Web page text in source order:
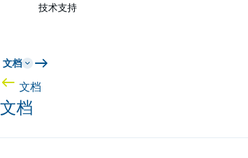
技术支持
文档
文档
文档